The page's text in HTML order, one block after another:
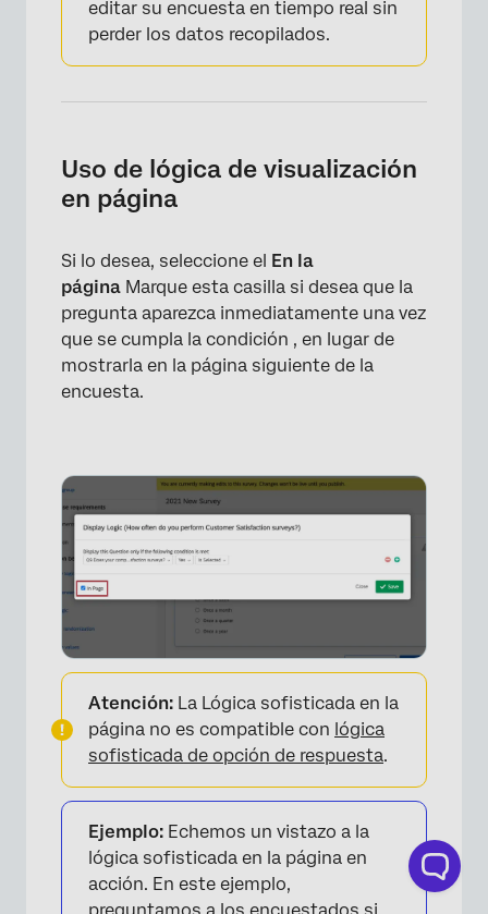
×
editar su encuesta en tiempo real sin
perder los datos recopilados.
Uso de lógica de visualización
en página
Si lo desea, seleccione el En la
página Marque esta casilla si desea que la
pregunta aparezca inmediatamente una vez
que se cumpla la condición , en lugar de
mostrarla en la página siguiente de la
encuesta.
Atención: La Lógica sofisticada en la
página no es compatible con lógica
sofisticada de opción de respuesta.
Ejemplo: Echemos un vistazo a la
lógica sofisticada en la página en
acción. En este ejemplo,